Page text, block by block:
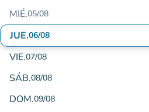
MIÉ.05/08
JUE.06/08
VIE.07/08
SÁB.08/08
DOM.09/08